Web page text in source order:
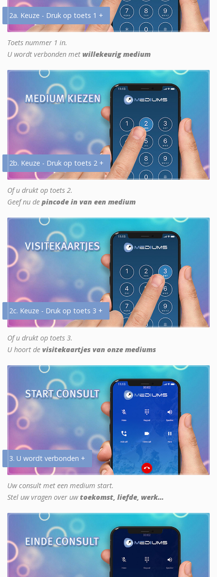
2a. Keuze - Druk op toets 1 +
Toets nummer 1 in.
U wordt verbonden met willekeurig medium
2b. Keuze - Druk op toets 2 +
Of u drukt op toets 2.
Geef nu de pincode in van een medium
2c. Keuze - Druk op toets 3 +
Of u drukt op toets 3.
U hoort de visitekaartjes van onze mediums
3. U wordt verbonden +
Uw consult met een medium start.
Stel uw vragen over uwtoekomst, liefde, werk...